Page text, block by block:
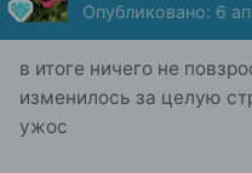
Опубликовано: 6
в итоге ничего не
изменилось за целую
ужос